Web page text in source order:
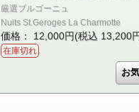
厳選ブルゴーニュ
Nuits St.Geroges La Charmotte
価格： 12,000円(税込 13,200
在庫切れ